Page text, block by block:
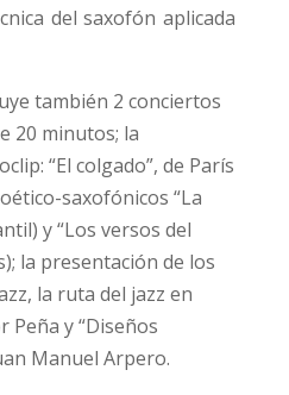
del saxofón aplicada
también 2 conciertos
20 minutos; la
“El colgado”, de París
saxofónicos “La
y “Los versos del
la presentación de los
la ruta del jazz en
Peña y “Diseños
Manuel Arpero.